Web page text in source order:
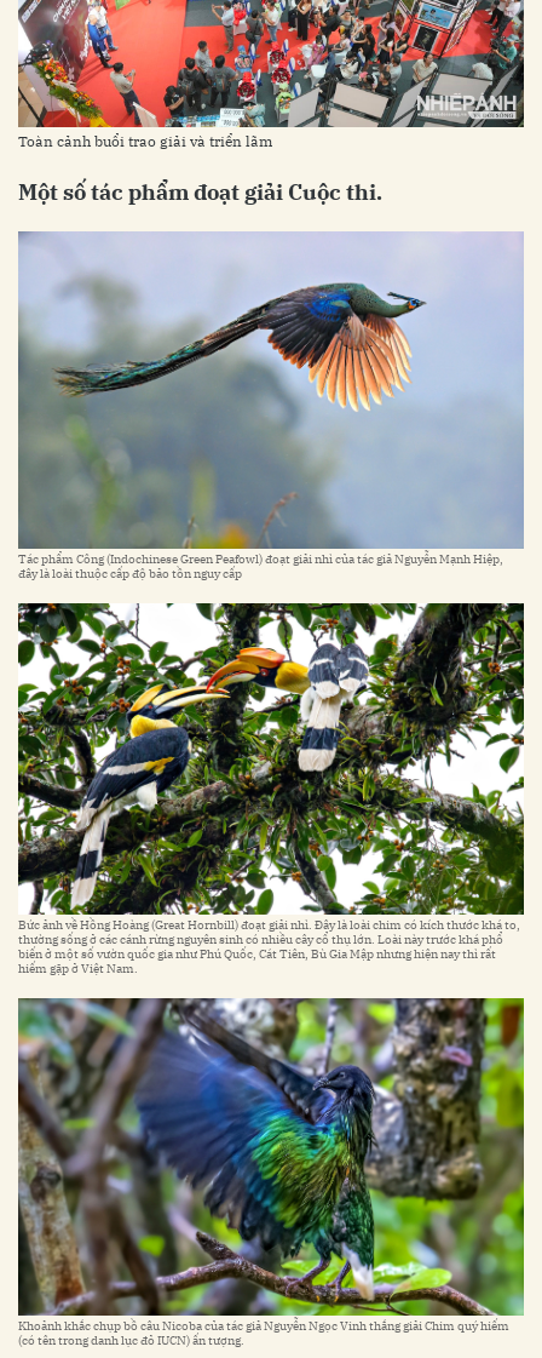
Toàn cảnh buổi trao giải và triển lãm
Một số tác phẩm đoạt giải Cuộc thi.
Tác phẩm Công (Indochinese Green Peafowl) đoạt giải nhì của tác giả Nguyễn Mạnh Hiệp,
đây là loài thuộc cấp độ bảo tồn nguy cấp
Bức ảnh về Hồng Hoàng (Great Hornbill) đoạt giải nhì. Đây là loài chim có kích thước khá to,
thường sống ở các cánh rừng nguyên sinh có nhiều cây cổ thụ lớn. Loài này trước khá phổ
biến ở một số vườn quốc gia như Phú Quốc, Cát Tiên, Bù Gia Mập nhưng hiện nay thì rất
hiếm gặp ở Việt Nam.
Khoảnh khắc chụp bồ câu Nicoba của tác giả Nguyễn Ngọc Vinh thắng giải Chim quý hiếm
(có tên trong danh lục đỏ IUCN) ấn tượng.